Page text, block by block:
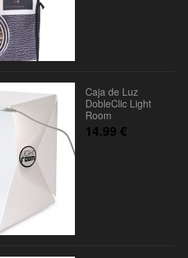
Caja de Luz
DobleClic Light
Room
14.99 €